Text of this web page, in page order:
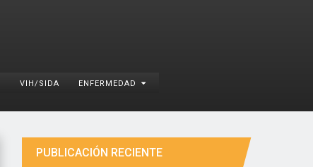
VIH/SIDA ENFERMEDAD
PUBLICACIÓN RECIENTE